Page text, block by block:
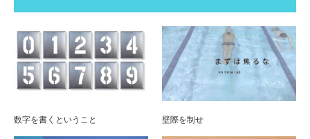
数字を書くということ 壁際を制せ